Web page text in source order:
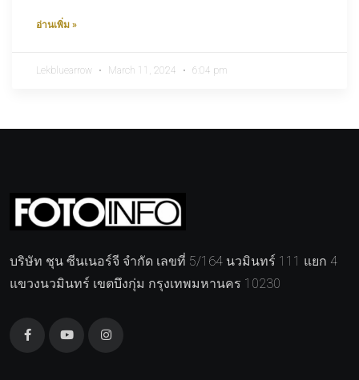
อ่านเพิ่ม »
Lekbluearrow March 11, 2024 6:04 pm
บริษัท ชุน ซีนเนอร์จี จำกัด เลขที่ 5/164 นวมินทร์ 111 แยก 4
แขวงนวมินทร์ เขตบึงกุ่ม กรุงเทพมหานคร 10230